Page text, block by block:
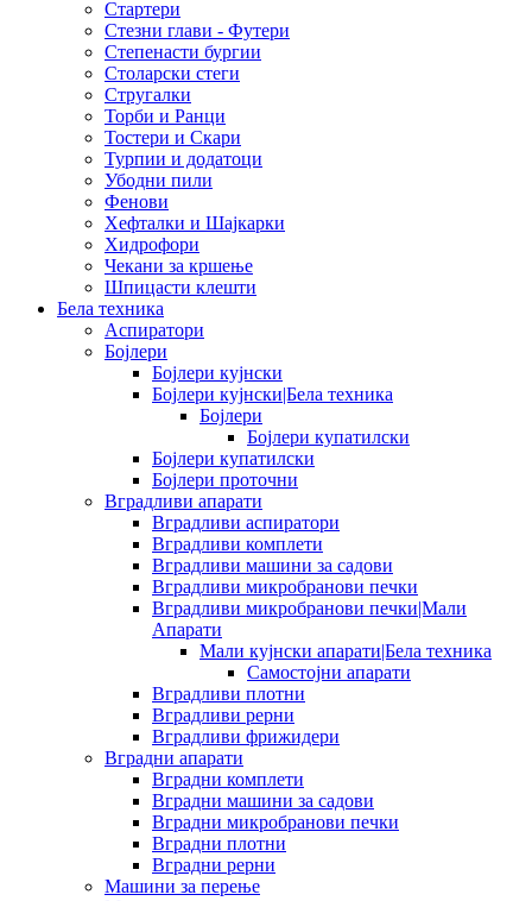
Стартери
Стезни глави - Футери
Степенасти бургии
Столарски стеги
Стругалки
Торби и Ранци
Тостери и Скари
Турпии и додатоци
Убодни пили
Фенови
Хефталки и Шајкарки
Хидрофори
Чекани за кршење
Шпицасти клешти
Бела техника
Аспиратори
Бојлери
Бојлери кујнски
Бојлери кујнски|Бела техника
Бојлери
Бојлери купатилски
Бојлери купатилски
Бојлери проточни
Вградливи апарати
Вградливи аспиратори
Вградливи комплети
Вградливи машини за садови
Вградливи микробранови печки
Вградливи микробранови печки|Мали
Апарати
Мали кујнски апарати|Бела техника
Самостојни апарати
Вградливи плотни
Вградливи рерни
Вградливи фрижидери
Вградни апарати
Вградни комплети
Вградни машини за садови
Вградни микробранови печки
Вградни плотни
Вградни рерни
Машини за перење